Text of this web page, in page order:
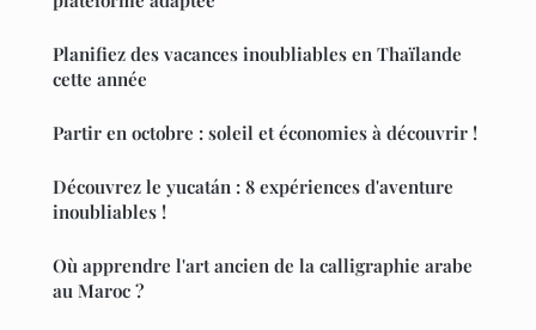
Planifiez des vacances inoubliables en Thaïlande
cette année
Partir en octobre : soleil et économies à découvrir !
Découvrez le yucatán : 8 expériences d'aventure
inoubliables !
Où apprendre l'art ancien de la calligraphie arabe
au Maroc ?